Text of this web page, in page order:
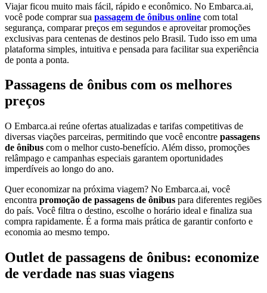
Viajar ficou muito mais fácil, rápido e econômico. No Embarca.ai,
você pode comprar sua passagem de ônibus online com total
segurança, comparar preços em segundos e aproveitar promoções
exclusivas para centenas de destinos pelo Brasil. Tudo isso em uma
plataforma simples, intuitiva e pensada para facilitar sua experiência
de ponta a ponta.
Passagens de ônibus com os melhores
preços
O Embarca.ai reúne ofertas atualizadas e tarifas competitivas de
diversas viações parceiras, permitindo que você encontre passagens
de ônibus com o melhor custo-benefício. Além disso, promoções
relâmpago e campanhas especiais garantem oportunidades
imperdíveis ao longo do ano.
Quer economizar na próxima viagem? No Embarca.ai, você
encontra promoção de passagens de ônibus para diferentes regiões
do país. Você filtra o destino, escolhe o horário ideal e finaliza sua
compra rapidamente. É a forma mais prática de garantir conforto e
economia ao mesmo tempo.
Outlet de passagens de ônibus: economize
de verdade nas suas viagens